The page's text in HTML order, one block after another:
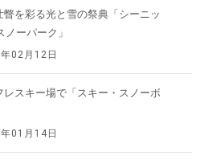
瞥を彩る光と雪の祭典「シーニッ
ーパーク」
02月12日
レスキー場で「スキー・スノーボ
01月14日